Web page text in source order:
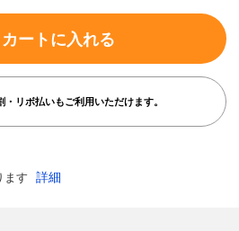
カートに入れる
・リボ払いもご利用いただけます。
ます 詳細